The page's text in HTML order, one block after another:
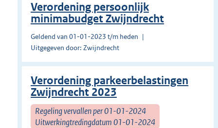
Verordening persoonlijk
minimabudget Zwijndrecht
Geldend van 01-01-2023 t/m heden
Uitgegeven door: Zwijndrecht
Verordening parkeerbelastingen
Zwijndrecht 2023
Regeling vervallen per 01-01-2024
Uitwerkingtredingdatum 01-01-2024